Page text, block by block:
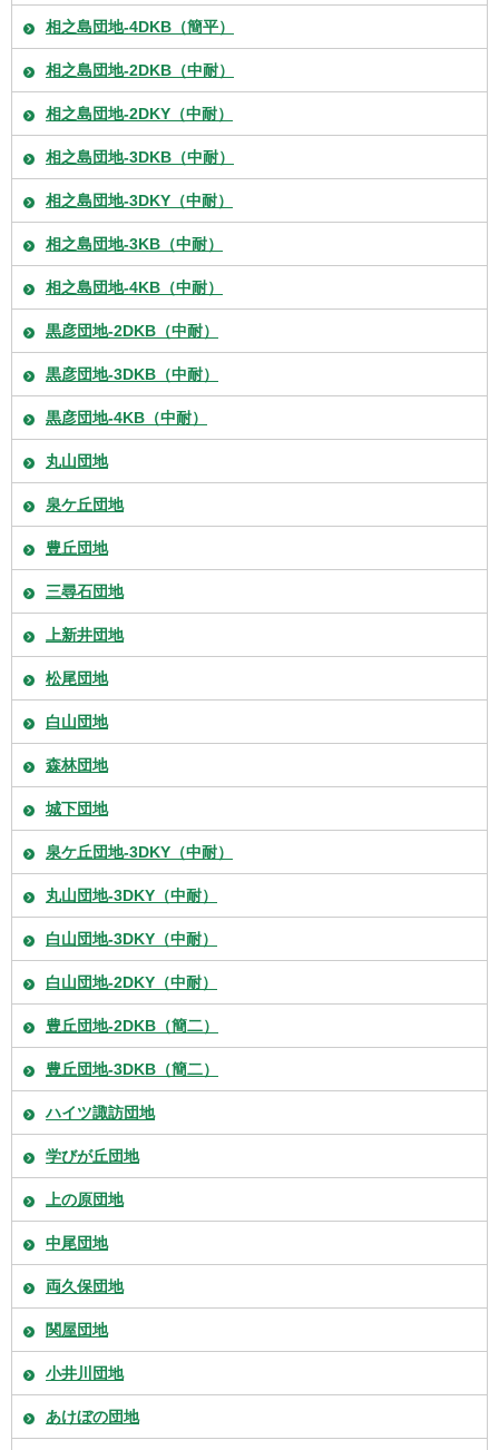
相之島団地-4DKB（簡平）
相之島団地-2DKB（中耐）
相之島団地-2DKY（中耐）
相之島団地-3DKB（中耐）
相之島団地-3DKY（中耐）
相之島団地-3KB（中耐）
相之島団地-4KB（中耐）
黒彦団地-2DKB（中耐）
黒彦団地-3DKB（中耐）
黒彦団地-4KB（中耐）
丸山団地
泉ケ丘団地
豊丘団地
三尋石団地
上新井団地
松尾団地
白山団地
森林団地
城下団地
泉ケ丘団地-3DKY（中耐）
丸山団地-3DKY（中耐）
白山団地-3DKY（中耐）
白山団地-2DKY（中耐）
豊丘団地-2DKB（簡二）
豊丘団地-3DKB（簡二）
ハイツ諏訪団地
学びが丘団地
上の原団地
中尾団地
両久保団地
関屋団地
小井川団地
あけぼの団地